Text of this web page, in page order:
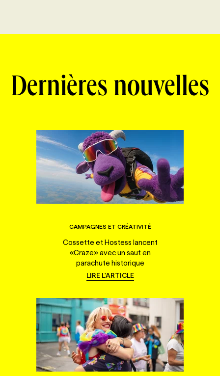
Dernières nouvelles
CAMPAGNES ET CRÉATIVITÉ
Cossette et Hostess lancent
«Craze» avec un saut en
parachute historique
LIRE L'ARTICLE